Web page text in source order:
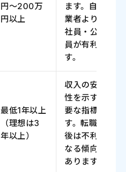
円～200万
円以上
ます。自営
業者より正
社員・公務
員が有利で
す。
最低1年以上
（理想は3
年以上）
収入の安定
性を示す重
要な指標で
す。転職直
後は不利に
なる傾向が
あります。